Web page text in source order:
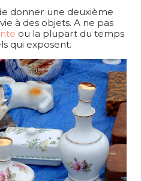
donner une deuxième
à des objets. A ne pas
ou la plupart du temps
qui exposent.